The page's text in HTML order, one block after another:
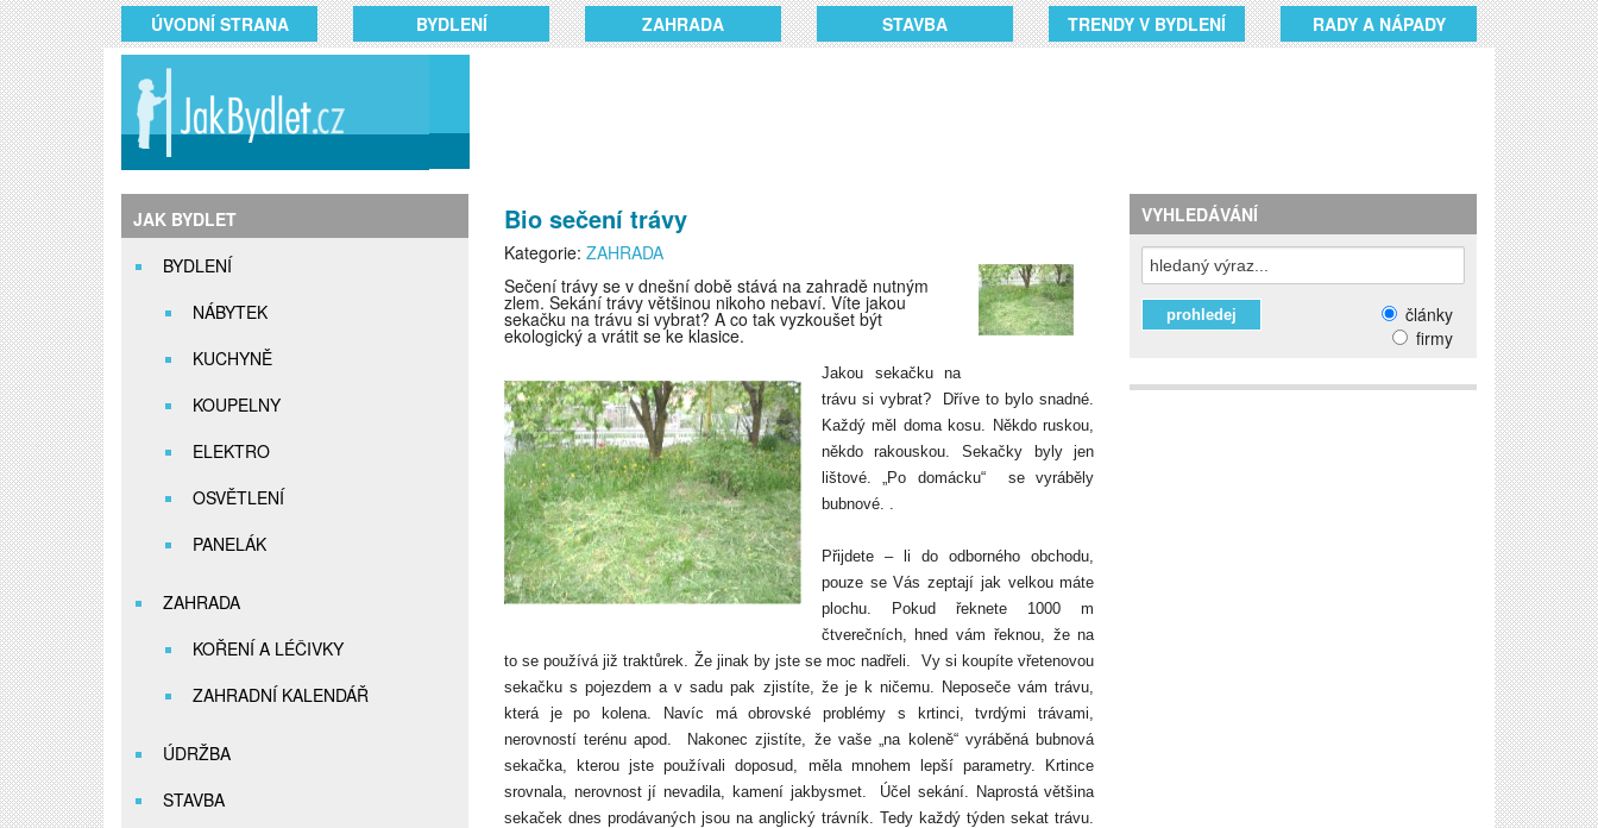
ÚVODNÍ STRANA BYDLENÍ ZAHRADA STAVBA TRENDY V BYDLENÍ RADY A NÁPADY
JAK BYDLET
BYDLENÍ
NÁBYTEK
KUCHYNĚ
KOUPELNY
ELEKTRO
OSVĚTLENÍ
PANELÁK
ZAHRADA
KOŘENÍ A LÉČIVKY
ZAHRADNÍ KALENDÁŘ
ÚDRŽBA
STAVBA
Bio sečení trávy
Kategorie: ZAHRADA
Sečení trávy se v dnešní době stává na zahradě nutným
zlem. Sekání trávy většinou nikoho nebaví. Víte jakou
sekačku na trávu si vybrat? A co tak vyzkoušet být
ekologický a vrátit se ke klasice.
Jakou sekačku na
trávu si vybrat?
Dříve to bylo snadné.
Každý měl doma kosu. Někdo ruskou,
někdo rakouskou. Sekačky byly jen
lištové. „Po domácku“
se vyráběly
bubnové. .
Přijdete – li do odborného obchodu,
pouze se Vás zeptají jak velkou máte
plochu. Pokud řeknete 1000 m
čtverečních, hned vám řeknou, že na
to se používá již traktůrek. Že jinak by jste se moc nadřeli.
Vy si koupíte vřetenovou
sekačku s pojezdem a v sadu pak zjistíte, že je k ničemu. Neposeče vám trávu,
která je po kolena. Navíc má obrovské problémy s krtinci, tvrdými trávami,
nerovností terénu apod.
Nakonec zjistíte, že vaše „na koleně“ vyráběná bubnová
sekačka, kterou jste používali doposud, měla mnohem lepší parametry. Krtince
srovnala, nerovnost jí nevadila, kamení jakbysmet.
Účel sekání. Naprostá většina
sekaček dnes prodávaných jsou na anglický trávník. Tedy každý týden sekat trávu.
VYHLEDÁVÁNÍ
články
firmy